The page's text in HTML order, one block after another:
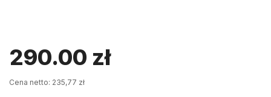
290.00 zł
Cena netto: 235,77 zł